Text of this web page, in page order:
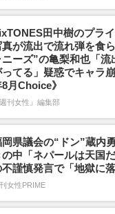
田中樹のプラ
真が流出で流れ弾を食
ニーズ”の亀梨和也「流
ってる」疑惑でキャラ
月Choice》
週刊女性』編集部
岡県議会の“ドン”蔵内
の中「ネパールは天国
不謹慎発言で「地獄に
女性PRIME